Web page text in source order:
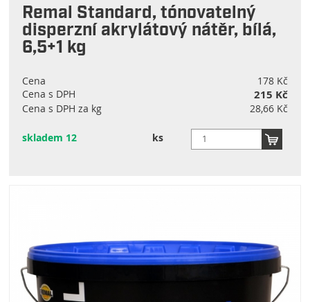
Remal Standard, tónovatelný
disperzní akrylátový nátěr, bílá,
6,5+1 kg
Cena
178 Kč
Cena s DPH
215 Kč
Cena s DPH za kg 28,66 Kč
skladem 12 ks